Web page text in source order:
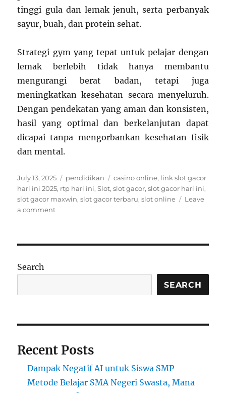
tinggi gula dan lemak jenuh, serta perbanyak
sayur, buah, dan protein sehat.
Strategi gym yang tepat untuk pelajar dengan
lemak berlebih tidak hanya membantu
mengurangi berat badan, tetapi juga
meningkatkan kesehatan secara menyeluruh.
Dengan pendekatan yang aman dan konsisten,
hasil yang optimal dan berkelanjutan dapat
dicapai tanpa mengorbankan kesehatan fisik
dan mental.
Posted
on
July 13, 2025 Categories
pendidikan Tags
casino online, link slot gacor
hari ini 2025, rtp hari ini,Slot,slot gacor,slot gacor hari ini,
slot gacor maxwin,slot gacor terbaru,slot online
Leave
a commenton
untuk
dengan
pada
Paha,
Perut
Search
SEARCH
Recent Posts
Dampak Negatif AI untuk Siswa SMP
Metode Belajar SMA Negeri Swasta, Mana